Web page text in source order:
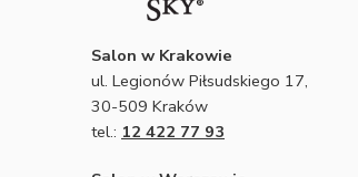
Salon w Krakowie
ul. Legionów Piłsudskiego 17,
30-509 Kraków
tel.: 12 422 77 93